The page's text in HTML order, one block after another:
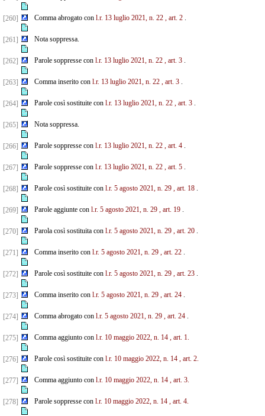
[260] Comma abrogato con l.r. 13 luglio 2021, n. 22 , art. 2.
[261] Nota soppressa.
[262] Parole soppresse con l.r. 13 luglio 2021, n. 22 , art. 3.
[263] Comma inserito con l.r. 13 luglio 2021, n. 22 , art. 3.
[264] Parole così sostituite con l.r. 13 luglio 2021, n. 22 , art. 3.
[265] Nota soppressa.
[266] Parole soppresse con l.r. 13 luglio 2021, n. 22 , art. 4.
[267] Parole soppresse con l.r. 13 luglio 2021, n. 22 , art. 5.
[268] Parole così sostituite con l.r. 5 agosto 2021, n. 29 , art. 18.
[269] Parole aggiunte con l.r. 5 agosto 2021, n. 29 , art. 19.
[270] Parola così sostituita con l.r. 5 agosto 2021, n. 29 , art. 20.
[271] Comma inserito con l.r. 5 agosto 2021, n. 29 , art. 22.
[272] Parole così sostituite con l.r. 5 agosto 2021, n. 29 , art. 23.
[273] Comma inserito con l.r. 5 agosto 2021, n. 29 , art. 24.
[274] Comma abrogato con l.r. 5 agosto 2021, n. 29 , art. 24.
[275] Comma aggiunto con l.r. 10 maggio 2022, n. 14 , art. 1.
[276] Parole così sostituite con l.r. 10 maggio 2022, n. 14 , art. 2.
[277] Comma aggiunto con l.r. 10 maggio 2022, n. 14 , art. 3.
[278] Parole soppresse con l.r. 10 maggio 2022, n. 14 , art. 4.